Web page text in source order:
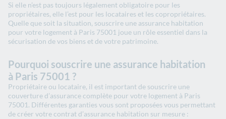
Si elle n’est pas toujours légalement obligatoire pour les
propriétaires, elle l’est pour les locataires et les copropriétaires.
Quelle que soit la situation, souscrire une assurance habitation
pour votre logement à Paris 75001 joue un rôle essentiel dans la
sécurisation de vos biens et de votre patrimoine.
Pourquoi souscrire une assurance habitation
à Paris 75001 ?
Propriétaire ou locataire, il est important de souscrire une
couverture d’assurance complète pour votre logement à Paris
75001. Différentes garanties vous sont proposées vous permettant
de créer votre contrat d’assurance habitation sur mesure :